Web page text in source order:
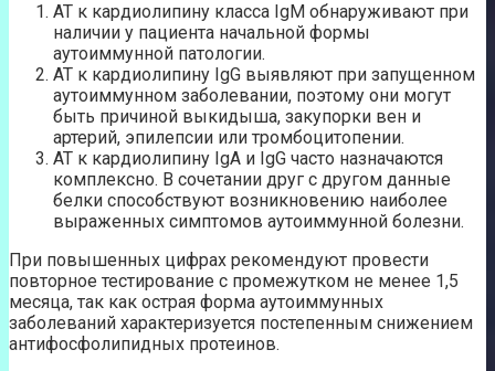
АТ к кардиолипину класса IgM обнаруживают при
наличии у пациента начальной формы
аутоиммунной патологии.
АТ к кардиолипину IgG выявляют при запущенном
аутоиммунном заболевании, поэтому они могут
быть причиной выкидыша, закупорки вен и
артерий, эпилепсии или тромбоцитопении.
АТ к кардиолипину IgA и IgG часто назначаются
комплексно. В сочетании друг с другом данные
белки способствуют возникновению наиболее
выраженных симптомов аутоиммунной болезни.
При повышенных цифрах рекомендуют провести
повторное тестирование с промежутком не менее 1,5
месяца, так как острая форма аутоиммунных
заболеваний характеризуется постепенным снижением
антифосфолипидных протеинов.